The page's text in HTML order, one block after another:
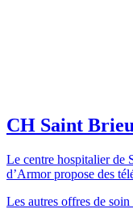
CH Saint
Le centre hospitalier de
d’Armor propose des
Les autres offres de